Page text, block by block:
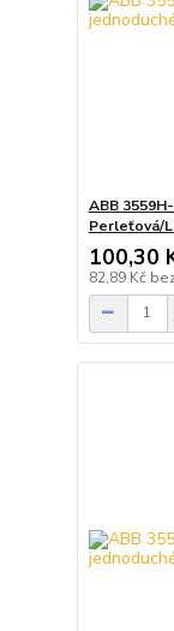
ABB
Perleťová/
100,30
82,89 Kč